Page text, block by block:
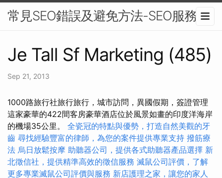
常見SEO錯誤及避免方法-SEO服務
Je Tall Sf Marketing (485)
Sep 21, 2013
1000路旅行社旅行旅行，城市訪問，異國假期，簽證管理
這家豪華的422間客房豪華酒店位於風景如畫的印度洋海岸
的機場35公里。 全瓷冠的特點與優勢，打造自然美觀的牙
齒 尋找經驗豐富的律師，為您的案件提供專業支持 撥筋療
法 烏日放鬆按摩 助聽器公司，提供各式助聽器產品選擇 新
北徵信社，提供精準高效的徵信服務 滅鼠公司評價，了解
更多專業滅鼠公司評價與服務 新店護理之家，讓您的家人